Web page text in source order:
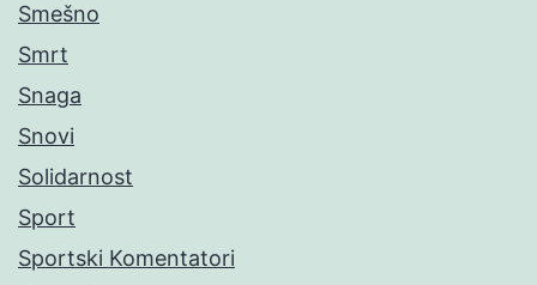
Smešno
Smrt
Snaga
Snovi
Solidarnost
Sport
Sportski Komentatori